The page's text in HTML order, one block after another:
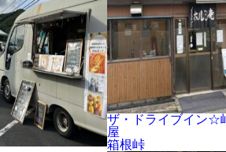
ザ・ドライブイン☆
屋
箱根峠